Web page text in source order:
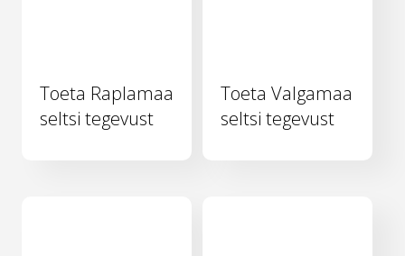
Toeta Raplamaa
seltsi tegevust
Toeta Valgamaa
seltsi tegevust